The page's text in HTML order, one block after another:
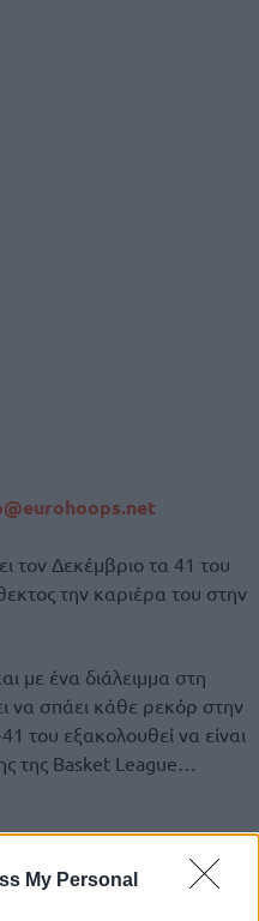
My Personal
τον Δεκέμβριο τα 41 του
την καριέρα του στην
με ένα διάλειμμα στη
να σπάει κάθε ρεκόρ στην
του εξακολουθεί να είναι
της Basket League…